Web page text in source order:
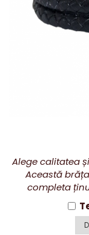
Alege calitatea
Această
completa